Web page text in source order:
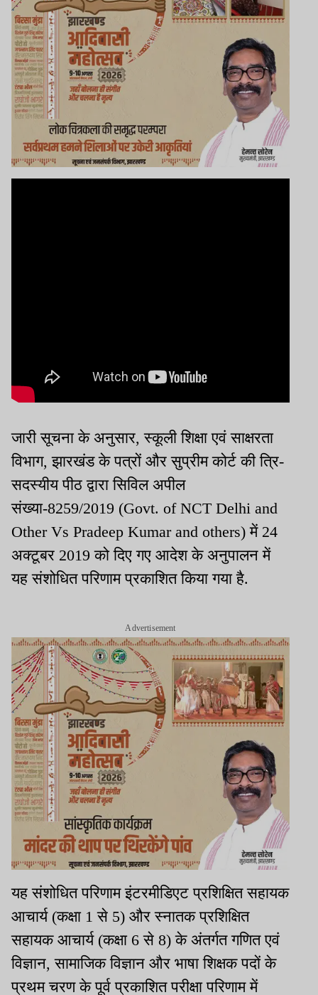
जारी सूचना के अनुसार, स्कूली शिक्षा एवं साक्षरता
विभाग, झारखंड के पत्रों और सुप्रीम कोर्ट की त्रि-
सदस्यीय पीठ द्वारा सिविल अपील
संख्या-8259/2019 (Govt. of NCT Delhi and
Other Vs Pradeep Kumar and others) में 24
अक्टूबर 2019 को दिए गए आदेश के अनुपालन में
यह संशोधित परिणाम प्रकाशित किया गया है.
Advertisement
यह संशोधित परिणाम इंटरमीडिएट प्रशिक्षित सहायक
आचार्य (कक्षा 1 से 5) और स्नातक प्रशिक्षित
सहायक आचार्य (कक्षा 6 से 8) के अंतर्गत गणित एवं
विज्ञान, सामाजिक विज्ञान और भाषा शिक्षक पदों के
प्रथम चरण के पूर्व प्रकाशित परीक्षा परिणाम में